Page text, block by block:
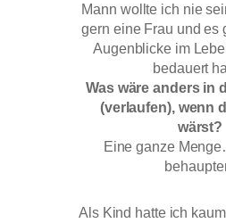
Mann wollte ich nie
gern eine Frau und es
Augenblicke im
bedauert
Was wäre anders in
(verlaufen), wenn
wärst?
Eine ganze
Als Kind hatte ich